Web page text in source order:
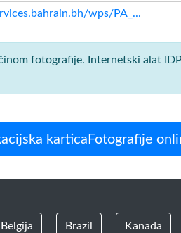
wps/PA_...
fotografije. Internetski alat
karticaFotografije
Belgija Brazil Kanada